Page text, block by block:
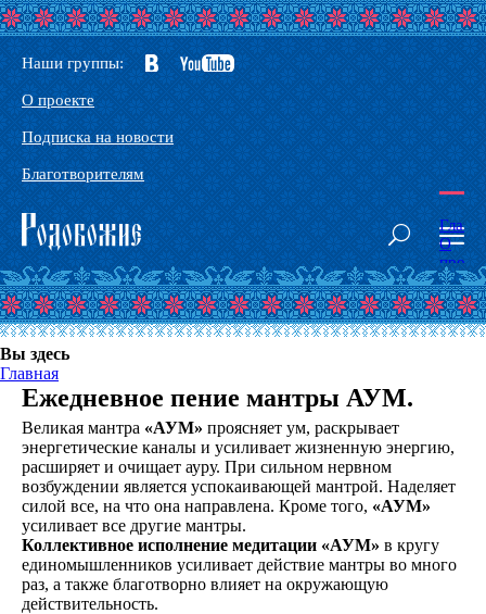
Наши группы:
О проекте
Подписка на новости
Благотворителям
О
Наши
-
Вы здесь
Главная
Ежедневное пение мантры АУМ.
Великая мантра «АУМ» проясняет ум, раскрывает
энергетические каналы и усиливает жизненную энергию,
расширяет и очищает ауру. При сильном нервном
возбуждении является успокаивающей мантрой. Наделяет
силой все, на что она направлена. Кроме того, «АУМ»
усиливает все другие мантры.
Коллективное исполнение медитации «АУМ» в кругу
единомышленников усиливает действие мантры во много
раз, а также благотворно влияет на окружающую
действительность.